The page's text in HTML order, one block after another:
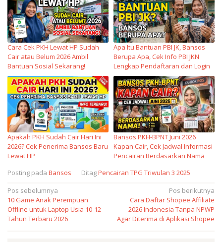
Cara Cek PKH Lewat HP Sudah
Cair atau Belum 2026 Ambil
Bantuan Sosial Sekarang!
Apa Itu Bantuan PBI JK, Bansos
Berupa Apa, Cek Info PBI JKN
Lengkap Pendaftaran dan Login
Apakah PKH Sudah Cair Hari Ini
2026? Cek Penerima Bansos Baru
Lewat HP
Bansos PKH-BPNT Juni 2026
Kapan Cair, Cek Jadwal Informasi
Pencairan Berdasarkan Nama
Posting pada Bansos DitagPencairan TPG Triwulan 3 2025
Navigasi
pos
Pos sebelumnya
10 Game Anak Perempuan
Offline untuk Laptop Usia 10-12
Tahun Terbaru 2026
Pos berikutnya
Cara Daftar Shopee Affiliate
2026 Indonesia Tanpa NPWP
Agar Diterima di Aplikasi Shopee